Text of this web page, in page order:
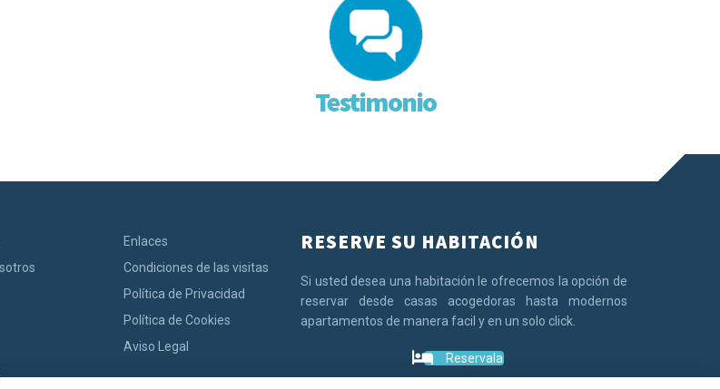
Testimonio
Enlaces
Condiciones de las visitas
Política de Privacidad
Política de Cookies
Aviso Legal
RESERVE SU HABITACIÓN
Si usted desea una habitación le ofrecemos la opción de
reservar desde casas acogedoras hasta modernos
apartamentos de manera facil y en un solo click.
Reservala